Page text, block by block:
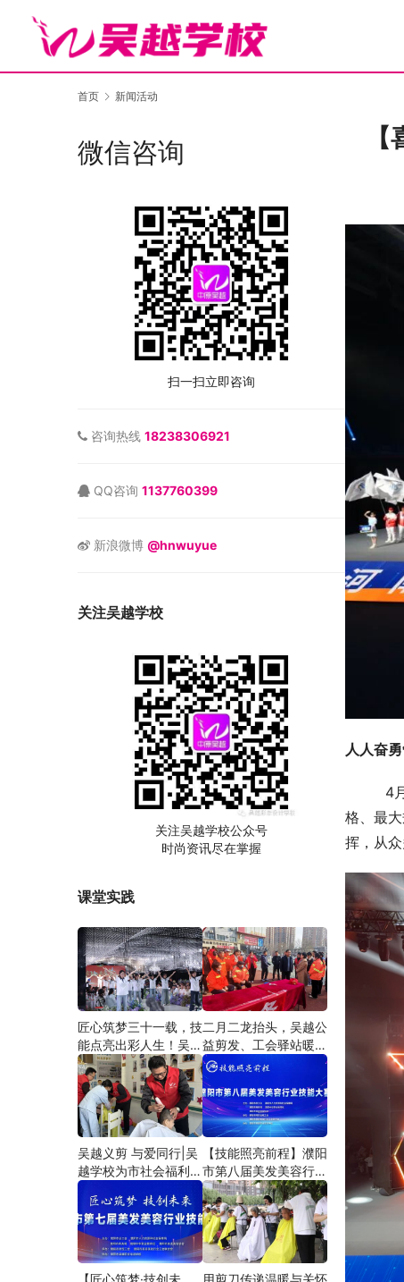
首页 新闻活动
人人奋
4月
格、最
挥，从
微信咨询
扫一扫立即咨询
咨询热线 18238306921
QQ咨询 1137760399
新浪微博 @hnwuyue
关注吴越学校
关注吴越学校公众号
时尚资讯尽在掌握
课堂实践
匠心筑梦三十一载，技
能点亮出彩人生！吴越
学校2026年学员学习
成果汇报会圆满成功！
二月二龙抬头，吴越公
益剪发、工会驿站暖人
心——义务剪发情暖户
外劳动者
吴越义剪 与爱同行|吴
越学校为市社会福利院
爱心义剪
【技能照亮前程】濮阳
市第八届美发美容行业
技能大赛圆满闭幕